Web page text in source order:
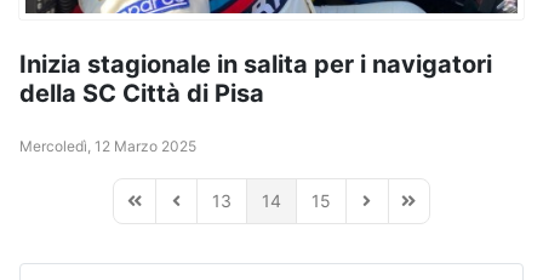
Inizia stagionale in salita per i navigatori
della SC Città di Pisa
Mercoledì, 12 Marzo 2025
First PagePrevious Page
13 14 15 Next PageLast Page